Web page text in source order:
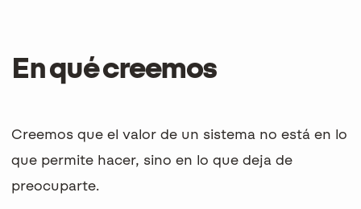
En qué creemos
Creemos que el valor de un sistema no está en lo
que permite hacer, sino en lo que deja de
preocuparte.